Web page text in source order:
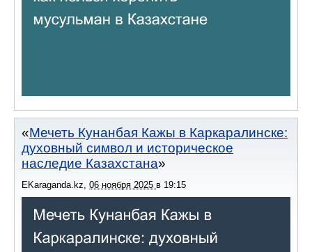
Мечеть Кунанбая Кажы в Каркаралинске:
духовный символ и историческое
наследие Казахстана
EKaraganda.kz 06 ноября 2025 в 19:15